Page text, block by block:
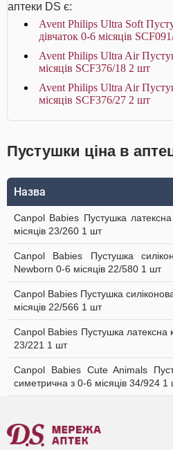
аптеки DS є:
Avent Philips Ultra Soft
дівчаток 0-6 місяців
Avent Philips Ultra Air
місяців SCF376/18 2 шт
Avent Philips Ultra Air
місяців SCF376/27 2 шт
Пустушки ціна в
Назва
Canpol Babies Пустушка
місяців 23/260 1 шт
Canpol Babies Пустушка
Newborn 0-6 місяців 22/580 1 шт
Canpol Babies Пустушка
місяців 22/566 1 шт
Canpol Babies Пустушка латексна
23/221 1 шт
Canpol Babies Cute Animals
симетрична з 0-6 місяців 34/924 1